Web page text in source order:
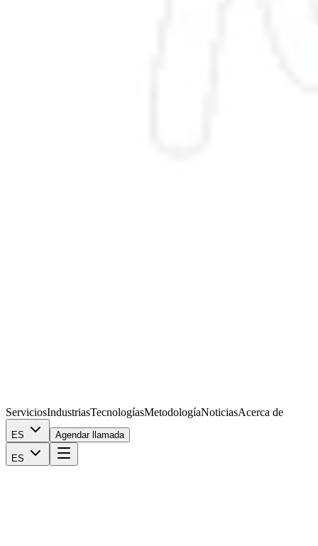
ServiciosIndustriasTecnologíasMetodologíaNoticiasAcerca de
ES Agendar llamada
ES